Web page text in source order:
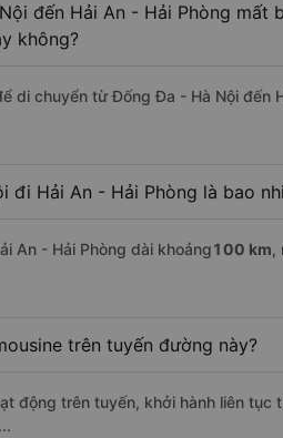
đến Hải An - Hải Phòng mất
không?
di chuyển từ Đống Đa - Hà Nội đến
Hải An - Hải Phòng là bao
An - Hải Phòng dài khoảng100 km,
trên tuyến đường này?
động trên tuyến, khởi hành liên tục